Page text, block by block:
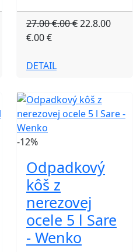
27.00 €.00 €22.8.00
€.00 €
DETAIL
-12%
Odpadkový
kôš z
nerezovej
ocele 5 l Sare
- Wenko